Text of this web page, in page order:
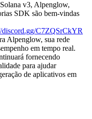
v3, Alpenglow,
SDK são bem-vindas
discord.gg/C7ZQSrCkYR
Alpenglow, sua rede
em tempo real.
fornecendo
para ajudar
de aplicativos em